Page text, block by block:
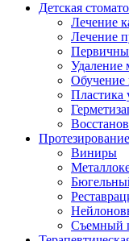
Детская
Лечение
Лечение
Удаление
Обучение
Пластика
Виниры
Съемный